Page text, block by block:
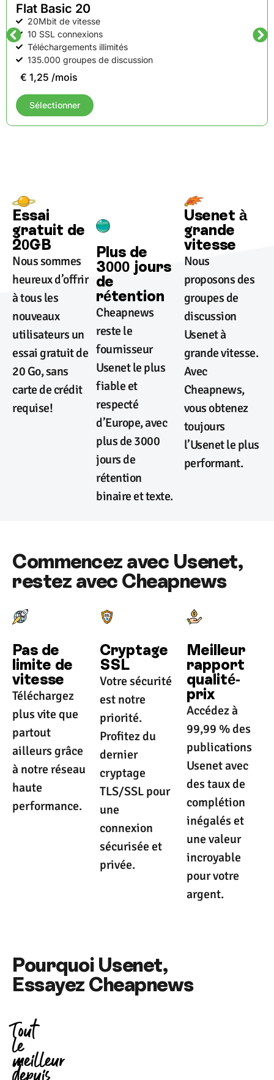
Flat Basic 20
20Mbit de vitesse
10 SSL connexions
Téléchargements illimités
135.000 groupes de discussion
€ 1,25 /mois
Sélectionner
Essai
gratuit de
20GB
Nous sommes
heureux d’offrir
à tous les
nouveaux
utilisateurs un
essai gratuit de
20 Go, sans
carte de crédit
requise!
Plus de
3000 jours
de
rétention
Cheapnews
reste le
fournisseur
Usenet le plus
fiable et
respecté
d’Europe, avec
plus de 3000
jours de
rétention
binaire et texte.
Usenet à
grande
vitesse
Nous
proposons des
groupes de
discussion
Usenet à
grande vitesse.
Avec
Cheapnews,
vous obtenez
toujours
l’Usenet le plus
performant.
Commencez avec Usenet,
restez avec Cheapnews
Pas de
limite de
vitesse
Téléchargez
plus vite que
partout
ailleurs grâce
à notre réseau
haute
performance.
Cryptage
SSL
Votre sécurité
est notre
priorité.
Profitez du
dernier
cryptage
TLS/SSL pour
une
connexion
sécurisée et
privée.
Meilleur
rapport
qualité-
prix
Accédez à
99,99 % des
publications
Usenet avec
des taux de
complétion
inégalés et
une valeur
incroyable
pour votre
argent.
Pourquoi Usenet,
Essayez Cheapnews
Tout
le
meilleur